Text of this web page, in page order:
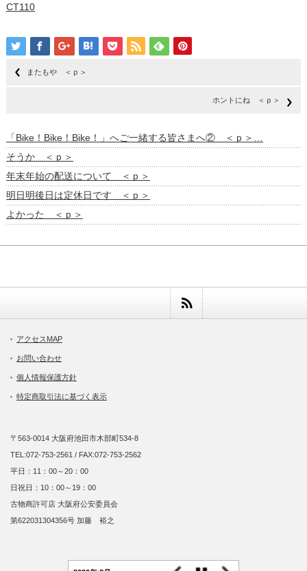
CT110
またもや ＜ｐ＞
ホントにね ＜ｐ＞
「Bike！Bike！Bike！」へご一緒する皆さまへ② ＜ｐ＞…
そうか ＜ｐ＞
年末年始の配送について ＜ｐ＞
明日明後日は定休日です ＜ｐ＞
よかった ＜ｐ＞
アクセスMAP
お問い合わせ
個人情報保護方針
特定商取引法に基づく表示
〒563-0014 大阪府池田市木部町534-8
TEL:072-753-2561 / FAX:072-753-2562
平日：11：00～20：00
日祝日：10：00～19：00
古物商許可店 大阪府公安委員会
第622031304356号 加藤 裕之